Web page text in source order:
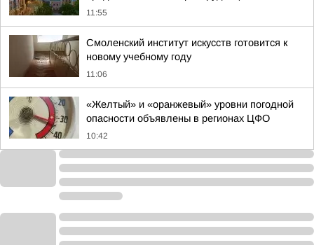
11:55
Смоленский институт искусств готовится к
новому учебному году
11:06
«Желтый» и «оранжевый» уровни погодной
опасности объявлены в регионах ЦФО
10:42